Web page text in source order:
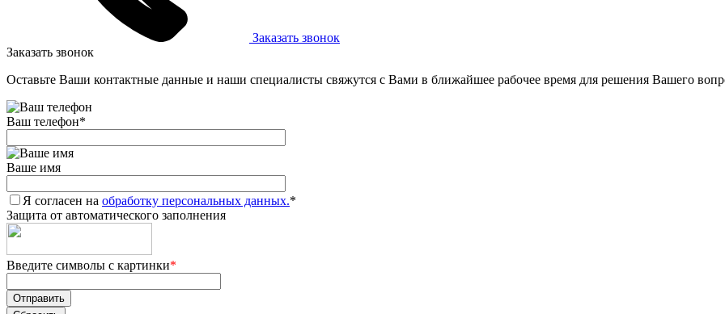
Заказать звонок
Заказать звонок
Оставьте Ваши контактные данные и наши специалисты свяжутся с Вами в ближайшее рабочее время для решения Вашего
Ваш телефон*
Ваше имя
Я согласен на обработку персональных данных.*
Защита от автоматического заполнения
Введите символы с картинки*